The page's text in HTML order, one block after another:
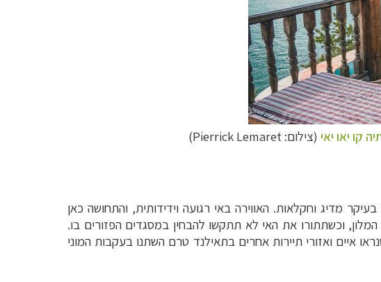
קו יאו יאי (צילום: Pierrick Lemaret)
בעיקר מדיג וחקלאות. האווירה באי רגועה וידידותית, והתחושה כאן
וכשתתורו את האי לא תתקשו להבחין במסגדים הפזורים בו.
איים ואזורי תיירות אחרים בתאילנד טרם השתנו בעקבות המוני